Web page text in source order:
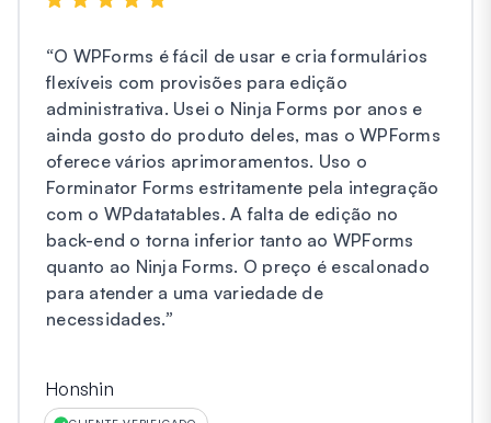
“O WPForms é fácil de usar e cria formulários
flexíveis com provisões para edição
administrativa. Usei o Ninja Forms por anos e
ainda gosto do produto deles, mas o WPForms
oferece vários aprimoramentos. Uso o
Forminator Forms estritamente pela integração
com o WPdatatables. A falta de edição no
back-end o torna inferior tanto ao WPForms
quanto ao Ninja Forms. O preço é escalonado
para atender a uma variedade de
necessidades.”
Honshin